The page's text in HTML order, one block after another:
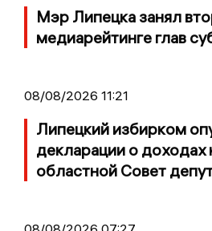
Мэр Липецка занял
медиарейтинге глав
08/08/2026 11:21
Липецкий избирком
декларации о доходах
областной Совет